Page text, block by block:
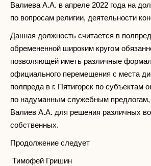
Валиева А.А. в апреле 2022 года на
по вопросам религии, деятельности
Данная должность считается в
обремененной широким кругом
позволяющей иметь различные
официального перемещения с места
полпреда в г. Пятигорск по субъектам
по надуманным служебным предлогам,
Валиев А.А. для решения различных
собственных.
Продолжение следует
Тимофей Гришин